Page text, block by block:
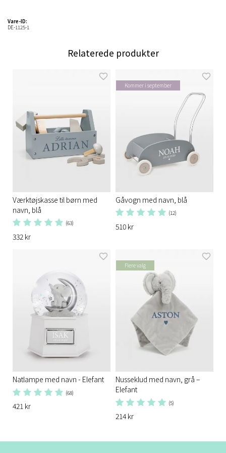
Vare-ID:
DE-1125-1
Relaterede produkter
Værktøjskasse til børn med
navn, blå
(63)
332 kr
Kommer i september
Gåvogn med navn, blå
(12)
510 kr
Natlampe med navn - Elefant
(68)
421 kr
Flere valg
Nusseklud med navn, grå –
Elefant
(5)
214 kr